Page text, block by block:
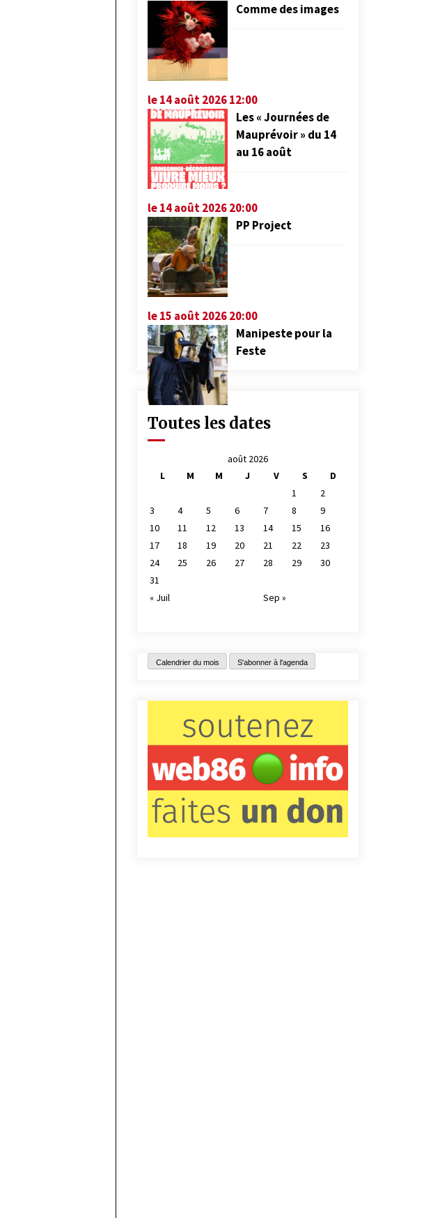
Comme des images
le 14 août 2026 12:00
Les « Journées de
Mauprévoir » du 14
au 16 août
le 14 août 2026 20:00
PP Project
le 15 août 2026 20:00
Manipeste pour la
Feste
Toutes les dates
août 2026
L
M M J V S
D
1
2
3
4 5 6 7 8
9
10
11 12 13 14 15
16
17
18 19 20 21 22
23
24
25 26 27 28 29
30
31
« Juil
Sep »
Calendrier du mois S'abonner à l'agenda